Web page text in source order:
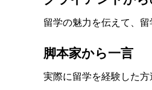
留学の魅力を伝えて、
脚本家から一言
実際に留学を経験した